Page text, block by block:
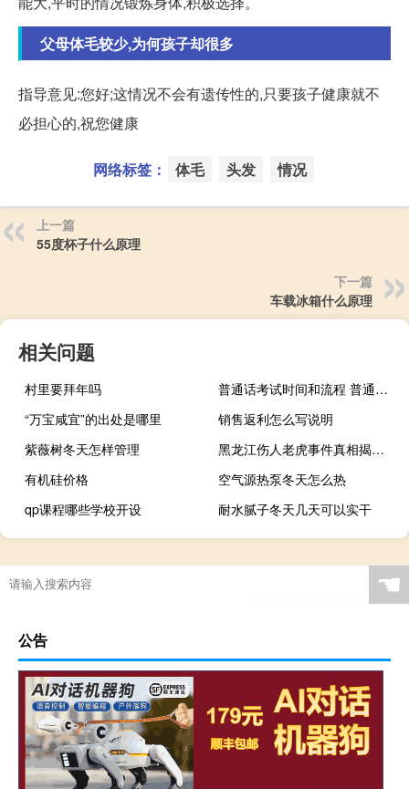
父母体毛较少,为何孩子却很多
指导意见:您好;这情况不会有遗传性的,只要孩子健康就不
必担心的,祝您健康
网络标签： 体毛 头发 情况
上一篇
55度杯子什么原理
下一篇
车载冰箱什么原理
相关问题
村里要拜年吗
普通话考试时间和流程 普通话考试流程和内容
“万宝咸宜”的出处是哪里
销售返利怎么写说明
紫薇树冬天怎样管理
黑龙江伤人老虎事件真相揭秘，不实传闻的澄清
有机硅价格
空气源热泵冬天怎么热
qp课程哪些学校开设
耐水腻子冬天几天可以实干
☚
公告